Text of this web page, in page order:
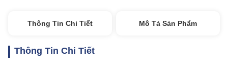
Thông Tin Chi Tiết Mô Tả Sản Phẩm
Thông Tin Chi Tiết